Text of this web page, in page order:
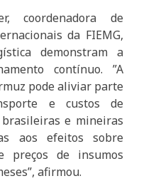
coordenadora de
da FIEMG,
demonstram a
contínuo. ”A
pode aliviar parte
e custos de
e mineiras
aos efeitos sobre
preços de insumos
afirmou.